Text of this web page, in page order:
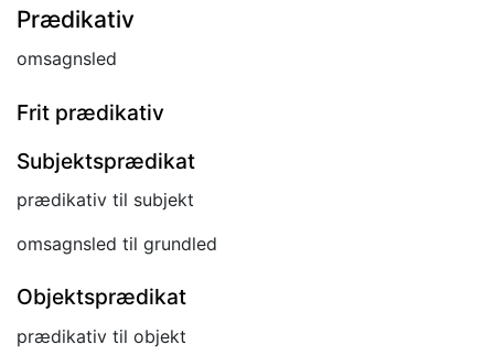
Prædikativ
omsagnsled
Frit prædikativ
Subjektsprædikat
prædikativ til subjekt
omsagnsled til grundled
Objektsprædikat
prædikativ til objekt